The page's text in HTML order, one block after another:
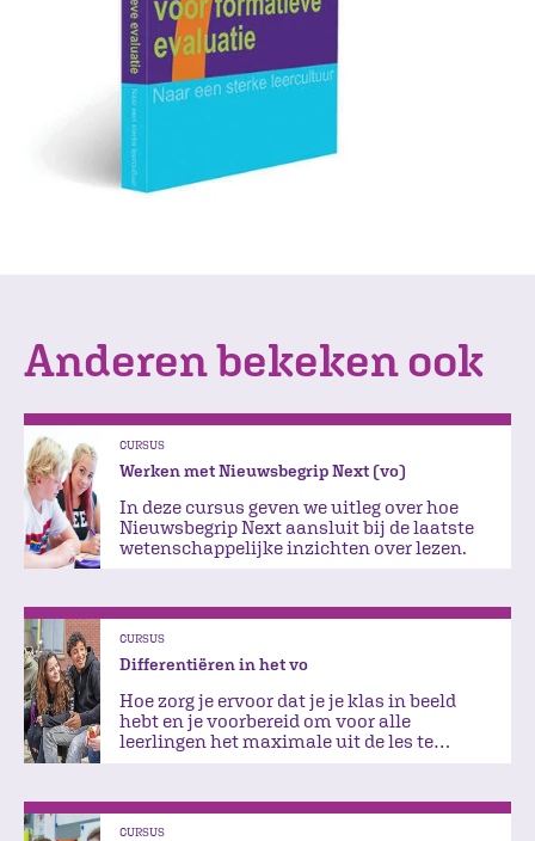
Anderen bekeken ook
CURSUS
Werken met Nieuwsbegrip Next (vo)
In deze cursus geven we uitleg over hoe
Nieuwsbegrip Next aansluit bij de laatste
wetenschappelijke inzichten over lezen.
CURSUS
Differentiëren in het vo
Hoe zorg je ervoor dat je je klas in beeld
hebt en je voorbereid om voor alle
leerlingen het maximale uit de les te
CURSUS